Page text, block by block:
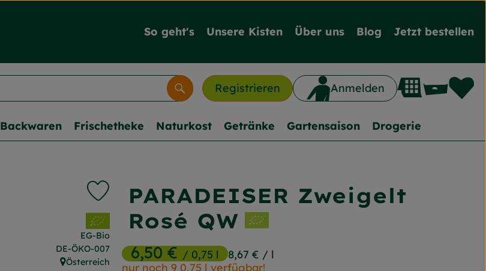
So geht's Unsere Kisten Über uns Blog Jetzt bestellen
Registrieren Anmelden
Suchen
Backwaren Frischetheke Naturkost Getränke Gartensaison Drogerie
PARADEISER Zweigelt
Rosé QW
6,50 €/ 0,75 l 8,67 € / l
nur noch 9 0,75 l verfügbar!
Produkt zu Favouriten hinzufügen
, Verband:
EG-Bio
, Kontrollstelle:
DE-ÖKO-007
, Herkunft:
Österreich